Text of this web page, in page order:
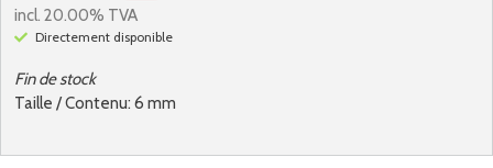
Taille / Contenu: 6 mm
Fin de stock
incl. 20.00% TVA
Directement disponible